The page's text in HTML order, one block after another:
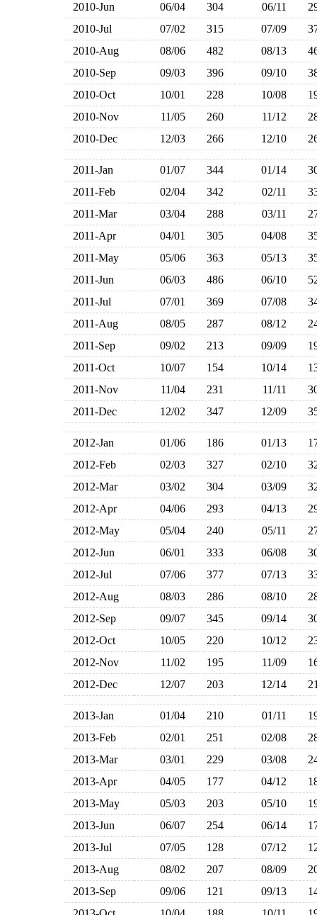
2010-Jun
06/04 304 06/11
2010-Jul
07/02 315 07/09
2010-Aug
08/06 482 08/13
2010-Sep
09/03 396 09/10
2010-Oct
10/01 228 10/08
2010-Nov
11/05 260 11/12
2010-Dec
12/03 266 12/10
2011-Jan 01/07 344 01/14
2011-Feb
02/04 342 02/11
2011-Mar
03/04 288 03/11
2011-Apr
04/01 305 04/08
2011-May
05/06 363 05/13
2011-Jun
06/03 486 06/10
2011-Jul
07/01 369 07/08
2011-Aug
08/05 287 08/12
2011-Sep
09/02 213 09/09
2011-Oct
10/07 154 10/14
2011-Nov
11/04 231 11/11
2011-Dec
12/02 347 12/09
2012-Jan 01/06 186 01/13
2012-Feb
02/03 327 02/10
2012-Mar
03/02 304 03/09
2012-Apr
04/06 293 04/13
2012-May
05/04 240 05/11
2012-Jun
06/01 333 06/08
2012-Jul
07/06 377 07/13
2012-Aug
08/03 286 08/10
2012-Sep
09/07 345 09/14
2012-Oct
10/05 220 10/12
2012-Nov
11/02 195 11/09
2012-Dec
12/07 203 12/14
2013-Jan 01/04 210 01/11
2013-Feb
02/01 251 02/08
2013-Mar
03/01 229 03/08
2013-Apr
04/05 177 04/12
2013-May
05/03 203 05/10
2013-Jun
06/07 254 06/14
2013-Jul
07/05 128 07/12
2013-Aug
08/02 207 08/09
2013-Sep
09/06 121 09/13